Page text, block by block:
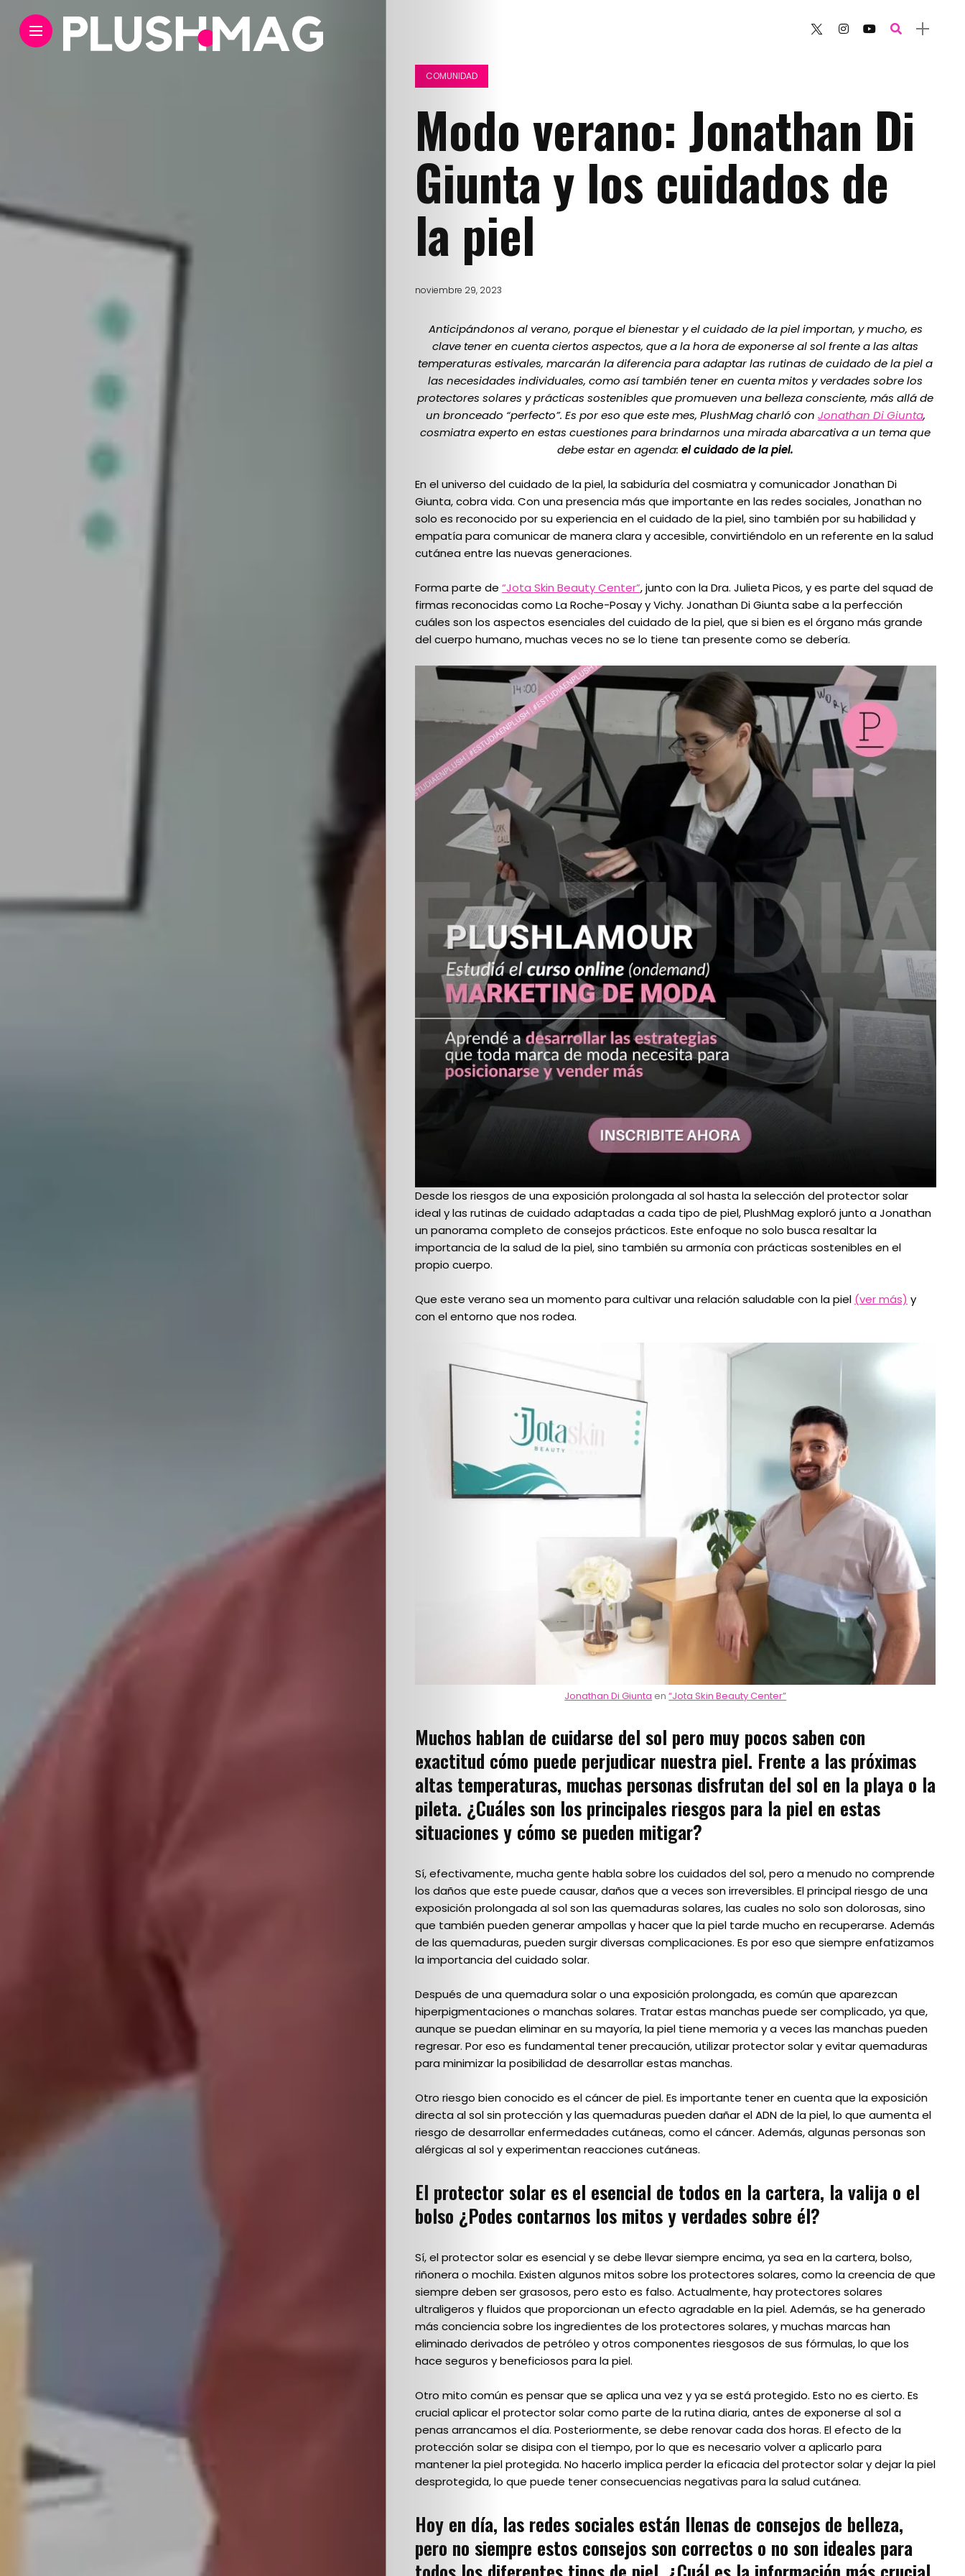
Quienes
Somos
Editoriales
y
Belleza
Crónicas
Contacto
La
escuela
–
El
detrás
de
escena
Destacados
de
la
Escuela
Creativos
destacados
Search
COMUNIDAD
Modo verano: Jonathan Di
Giunta y los cuidados de
la piel
noviembre 29, 2023
Anticipándonos al verano, porque el bienestar y el cuidado de la piel importan, y mucho, es
clave tener en cuenta ciertos aspectos, que a la hora de exponerse al sol frente a las altas
temperaturas estivales, marcarán la diferencia para adaptar las rutinas de cuidado de la piel a
las necesidades individuales, como así también tener en cuenta mitos y verdades sobre los
protectores solares y prácticas sostenibles que promueven una belleza consciente, más allá de
un bronceado “perfecto”. Es por eso que este mes, PlushMag charló con Jonathan Di Giunta,
cosmiatra experto en estas cuestiones para brindarnos una mirada abarcativa a un tema que
debe estar en agenda:el cuidado de la piel.
En el universo del cuidado de la piel, la sabiduría del cosmiatra y comunicador Jonathan Di
Giunta, cobra vida. Con una presencia más que importante en las redes sociales, Jonathan no
solo es reconocido por su experiencia en el cuidado de la piel, sino también por su habilidad y
empatía para comunicar de manera clara y accesible, convirtiéndolo en un referente en la salud
cutánea entre las nuevas generaciones.
Forma parte de “Jota Skin Beauty Center”, junto con la Dra. Julieta Picos, y es parte del squad de
firmas reconocidas como La Roche-Posay y Vichy. Jonathan Di Giunta sabe a la perfección
cuáles son los aspectos esenciales del cuidado de la piel, que si bien es el órgano más grande
del cuerpo humano, muchas veces no se lo tiene tan presente como se debería.
Desde los riesgos de una exposición prolongada al sol hasta la selección del protector solar
ideal y las rutinas de cuidado adaptadas a cada tipo de piel, PlushMag exploró junto a Jonathan
un panorama completo de consejos prácticos. Este enfoque no solo busca resaltar la
importancia de la salud de la piel, sino también su armonía con prácticas sostenibles en el
propio cuerpo.
Que este verano sea un momento para cultivar una relación saludable con la piel (ver más) y
con el entorno que nos rodea.
Jonathan Di Giunta en“Jota Skin Beauty Center”
Muchos hablan de cuidarse del sol pero muy pocos saben con
exactitud cómo puede perjudicar nuestra piel. Frente a las próximas
altas temperaturas, muchas personas disfrutan del sol en la playa o la
pileta. ¿Cuáles son los principales riesgos para la piel en estas
situaciones y cómo se pueden mitigar?
Sí, efectivamente, mucha gente habla sobre los cuidados del sol, pero a menudo no comprende
los daños que este puede causar, daños que a veces son irreversibles. El principal riesgo de una
exposición prolongada al sol son las quemaduras solares, las cuales no solo son dolorosas, sino
que también pueden generar ampollas y hacer que la piel tarde mucho en recuperarse. Además
de las quemaduras, pueden surgir diversas complicaciones. Es por eso que siempre enfatizamos
la importancia del cuidado solar.
Después de una quemadura solar o una exposición prolongada, es común que aparezcan
hiperpigmentaciones o manchas solares. Tratar estas manchas puede ser complicado, ya que,
aunque se puedan eliminar en su mayoría, la piel tiene memoria y a veces las manchas pueden
regresar. Por eso es fundamental tener precaución, utilizar protector solar y evitar quemaduras
para minimizar la posibilidad de desarrollar estas manchas.
Otro riesgo bien conocido es el cáncer de piel. Es importante tener en cuenta que la exposición
directa al sol sin protección y las quemaduras pueden dañar el ADN de la piel, lo que aumenta el
riesgo de desarrollar enfermedades cutáneas, como el cáncer. Además, algunas personas son
alérgicas al sol y experimentan reacciones cutáneas.
El protector solar es el esencial de todos en la cartera, la valija o el
bolso ¿Podes contarnos los mitos y verdades sobre él?
Sí, el protector solar es esencial y se debe llevar siempre encima, ya sea en la cartera, bolso,
riñonera o mochila. Existen algunos mitos sobre los protectores solares, como la creencia de que
siempre deben ser grasosos, pero esto es falso. Actualmente, hay protectores solares
ultraligeros y fluidos que proporcionan un efecto agradable en la piel. Además, se ha generado
más conciencia sobre los ingredientes de los protectores solares, y muchas marcas han
eliminado derivados de petróleo y otros componentes riesgosos de sus fórmulas, lo que los
hace seguros y beneficiosos para la piel.
Otro mito común es pensar que se aplica una vez y ya se está protegido. Esto no es cierto. Es
crucial aplicar el protector solar como parte de la rutina diaria, antes de exponerse al sol a
penas arrancamos el día. Posteriormente, se debe renovar cada dos horas. El efecto de la
protección solar se disipa con el tiempo, por lo que es necesario volver a aplicarlo para
mantener la piel protegida. No hacerlo implica perder la eficacia del protector solar y dejar la piel
desprotegida, lo que puede tener consecuencias negativas para la salud cutánea.
Hoy en día, las redes sociales están llenas de consejos de belleza,
pero no siempre estos consejos son correctos o no son ideales para